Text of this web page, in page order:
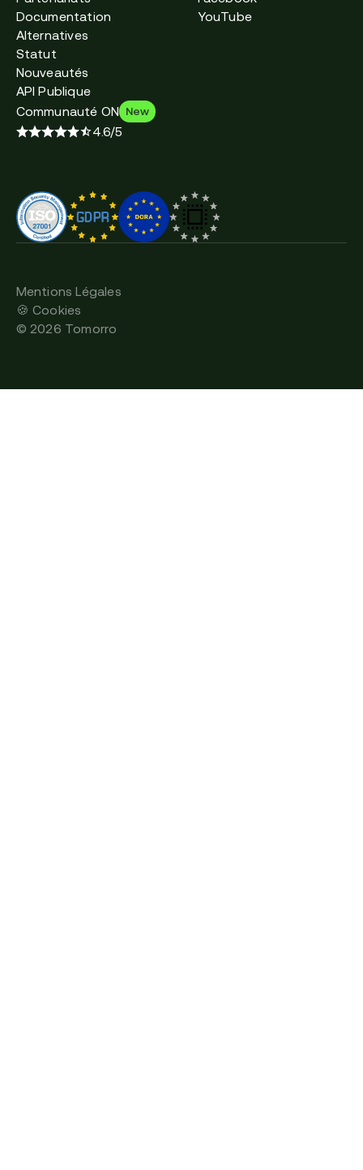
Documentation
Alternatives
Statut
Nouveautés
API Publique
Communauté ON New
YouTube
4.6/5
© 2026 Tomorro
Mentions Légales
🍪 Cookies